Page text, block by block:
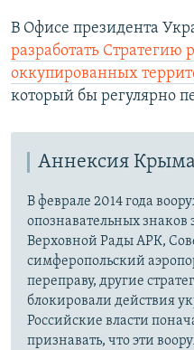
В Офисе президента
разработать Стратегию
оккупированных
который бы регулярно
Аннексия
В феврале 2014 года
опознавательных знаков
Верховной Рады АРК,
симферопольский
переправу, другие
блокировали действия
Российские власти
признавать, что эти